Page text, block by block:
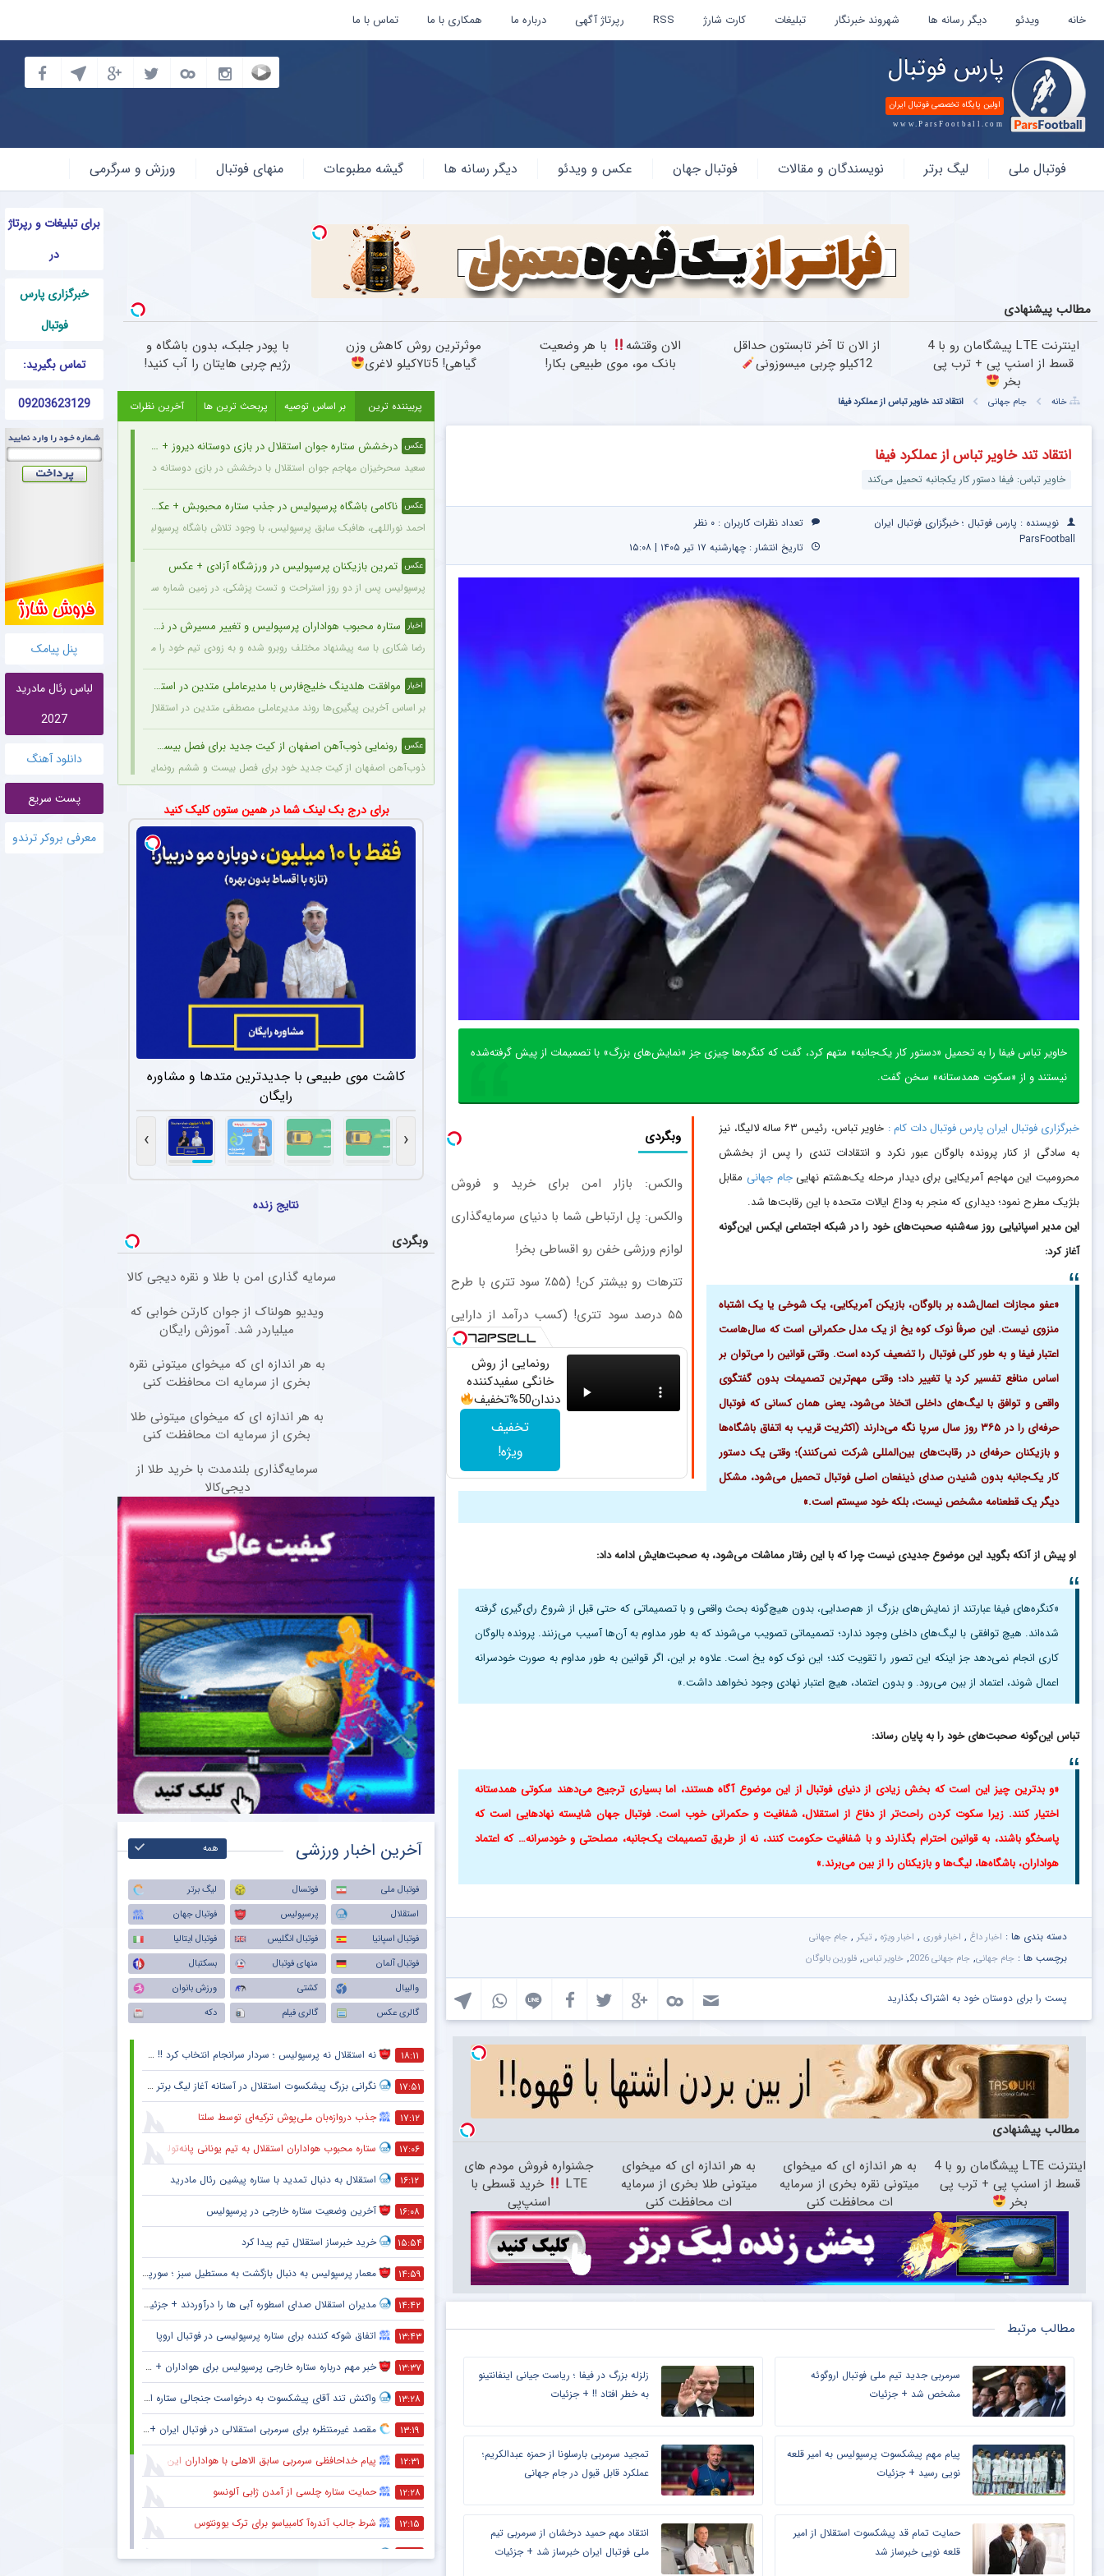
خانه ویدئو دیگر رسانه ها شهروند خبرنگار تبلیغات کارت شارژ RSS رپرتاژ آگهی درباره ما همکاری با ما تماس با ما
پارس فوتبال
اولین پایگاه تخصصی فوتبال ایران
www.ParsFootball.com
فوتبال
فوتبال ملی لیگ برتر نویسندگان و مقالات فوتبال جهان عکس و ویدئو دیگر رسانه ها گیشه مطبوعات منهای فوتبال ورزش و سرگرمی
برای تبلیغات و رپرتاژ
در
خبرگزاری پارس
فوتبال
تماس بگیرید:
09203623129
پنل پیامک
لباس رئال مادرید
2027
دانلود آهنگ
پست سریع
معرفی بروکر ترندو
مطالب پیشنهادی
اینترنت LTE پیشگامان رو با 4
قسط از اسنپ پی + ترب پی
بخر
از الان تا آخر تابستون حداقل
12کیلو چربی میسوزونی
الان وقتشه
با هر وضعیت
بانک مو، موی طبیعی بکار!
موثرترین روش کاهش وزن
گیاهی! 5تا۷کیلو لاغری
با پودر جلبک، بدون باشگاه و
رژیم چربی هایتان را آب کنید!
خانه جام جهانی انتقاد تند خاویر تباس از عملکرد فیفا
انتقاد تند خاویر تباس از عملکرد فیفا
خاویر تباس: فیفا دستور کار یکجانبه تحمیل می‌کند
نویسنده : پارس فوتبال ؛ خبرگزاری فوتبال ایران
ParsFootball
تعداد نظرات کاربران : ۰ نظر
تاریخ انتشار : چهارشنبه ۱۷ تیر ۱۴۰۵ | ۱۵:۰۸
خاویر تباس فیفا را به تحمیل «دستور کار یک‌جانبه» متهم کرد، گفت که کنگره‌ها چیزی جز «نمایش‌های بزرگ» با تصمیمات از پیش گرفته‌شده
نیستند و از «سکوت همدستانه» سخن گفت.
وبگردی
والکس: بازار امن برای خرید و فروش
والکس: پل ارتباطی شما با دنیای سرمایه‌گذاری
لوازم ورزشی خفن رو اقساطی بخر!
تترهات رو بیشتر کن! (۵۵٪ سود تتری با طرح
۵۵ درصد سود تتری! (کسب درآمد از دارایی
رونمایی از روش
خانگی سفیدکننده
دندان50%تخفیف
تخفیف
ویژه!
خبرگزاری فوتبال ایران پارس فوتبال دات کام :
خاویر تباس، رئیس ۶۳ ساله لالیگا، نیز
به سادگی از کنار پرونده بالوگان عبور نکرد و انتقادات تندی را پس از بخشش
محرومیت این مهاجم آمریکایی برای دیدار مرحله یک‌هشتم نهاییجام جهانی مقابل
بلژیک مطرح نمود؛ دیداری که منجر به وداع ایالات متحده با این رقابت‌ها شد.
این مدیر اسپانیایی روز سه‌شنبه صحبت‌های خود را در شبکه اجتماعی ایکس این‌گونه
آغاز کرد:
«عفو مجازات اعمال‌شده بر بالوگان، بازیکن آمریکایی، یک شوخی یا یک اشتباه
منزوی نیست. این صرفاً نوک کوه یخ از یک مدل حکمرانی است که سال‌هاست
اعتبار فیفا و به طور کلی فوتبال را تضعیف کرده است. وقتی قوانین را می‌توان بر
اساس منافع تفسیر کرد یا تغییر داد؛ وقتی مهم‌ترین تصمیمات بدون گفتگوی
واقعی و توافق با لیگ‌های داخلی اتخاذ می‌شود، یعنی همان کسانی که فوتبال
حرفه‌ای را در ۳۶۵ روز سال سرپا نگه می‌دارند (اکثریت قریب به اتفاق باشگاه‌ها
و بازیکنان حرفه‌ای در رقابت‌های بین‌المللی شرکت نمی‌کنند)؛ وقتی یک دستور
کار یک‌جانبه بدون شنیدن صدای ذینفعان اصلی فوتبال تحمیل می‌شود، مشکل
دیگر یک قطعنامه مشخص نیست، بلکه خود سیستم است.»
او پیش از آنکه بگوید این موضوع جدیدی نیست چرا که با این رفتار مماشات می‌شود، به صحبت‌هایش ادامه داد:
«کنگره‌های فیفا عبارتند از نمایش‌های بزرگ از هم‌صدایی، بدون هیچ‌گونه بحث واقعی و با تصمیماتی که حتی قبل از شروع رای‌گیری گرفته
شده‌اند. هیچ توافقی با لیگ‌های داخلی وجود ندارد؛ تصمیماتی تصویب می‌شوند که به طور مداوم به آن‌ها آسیب می‌زنند. پرونده بالوگان
کاری انجام نمی‌دهد جز اینکه این تصور را تقویت کند؛ این نوک کوه یخ است. علاوه بر این، اگر قوانین به طور مداوم به صورت خودسرانه
اعمال شوند، اعتماد از بین می‌رود. و بدون اعتماد، هیچ اعتبار نهادی وجود نخواهد داشت.»
تباس این‌گونه صحبت‌های خود را به پایان رساند:
«و بدترین چیز این است که بخش زیادی از دنیای فوتبال از این موضوع آگاه هستند، اما بسیاری ترجیح می‌دهند سکوتی همدستانه
اختیار کنند. زیرا سکوت کردن راحت‌تر از دفاع از استقلال، شفافیت و حکمرانی خوب است. فوتبال جهان شایسته نهادهایی است که
پاسخگو باشند، به قوانین احترام بگذارند و با شفافیت حکومت کنند، نه از طریق تصمیمات یک‌جانبه، مصلحتی و خودسرانه… که اعتماد
هواداران، باشگاه‌ها، لیگ‌ها و بازیکنان را از بین می‌برند.»
دسته بندی ها : اخبار داغ , اخبار فوری , اخبار ویژه , تیکر , جام جهانی
برچسب ها : جام جهانی, جام جهانی 2026 , خاویر تباس, فلورین بالوگان
پست را برای دوستان خود به اشتراک بگذارید
مطالب پیشنهادی
اینترنت LTE پیشگامان رو با 4
قسط از اسنپ پی + ترب پی
بخر
به هر اندازه ای که میخوای
میتونی نقره بخری از سرمایه
ات محافظت کنی
به هر اندازه ای که میخوای
میتونی طلا بخری از سرمایه
ات محافظت کنی
جشنواره فروش مودم های
LTE
خرید قسطی با
اسنپ‌پی
مطالب مرتبط
سرمربی جدید تیم ملی فوتبال اروگوئه
مشخص شد + جزئیات
زلزله بزرگ در فیفا ؛ ریاست جیانی اینفانتینو
به خطر افتاد !! + جزئیات
پیام مهم پیشکسوت پرسپولیس به امیر قلعه
نویی رسید + جزئیات
تمجید سرمربی بارسلونا از حمزه عبدالکریم؛
عملکرد قابل قبول در جام جهانی
حمایت تمام قد پیشکسوت استقلال از امیر
قلعه نویی خبرساز شد
انتقاد مهم حمید درخشان از سرمربی تیم
ملی فوتبال ایران خبرساز شد + جزئیات
پربیننده ترین بر اساس توصیه پربحث ترین ها آخرین نظرات
عکس درخشش ستاره جوان استقلال در بازی دوستانه دیروز + عکس
سعید سحرخیزان مهاجم جوان استقلال با درخشش در بازی دوستانه دیروز، نشان داد آماده است تا در
عکس ناکامی باشگاه پرسپولیس در جذب ستاره محبوبش + عکس
احمد نوراللهی، هافبک سابق پرسپولیس، با وجود تلاش باشگاه پرسپولیس برای بازگشت او، ترجیح داد
عکس تمرین بازیکنان پرسپولیس در ورزشگاه آزادی + عکس
پرسپولیس پس از دو روز استراحت و تست پزشکی، در زمین شماره سه آزادی تمرین کرد.
اخبار ستاره محبوب هواداران پرسپولیس و تغییر مسیرش در نقل‌وانتقالات
رضا شکاری با سه پیشنهاد مختلف روبرو شده و به زودی تیم خود را معرفی خواهد کرد.
اخبار موافقت هلدینگ خلیج‌فارس با مدیرعاملی متدین در استقلال
بر اساس آخرین پیگیری‌ها روند مدیرعاملی مصطفی متدین در استقلال به طور کامل طی شده و هلدینگ
عکس رونمایی ذوب‌آهن اصفهان از کیت جدید برای فصل بیست و ششم + عکس
ذوب‌آهن اصفهان از کیت جدید خود برای فصل بیست و ششم رونمایی کرد. طراحی پیراهن با الهام از
توقف استقلال خوزستان در برابر استقلال تهران
تیم فوتبال استقلال تهران امشب در دیداری تدارکاتی، با برتری ۳ بر صفر برابر استقلال خوزستان، با دبل سعید سحرخیزان و گل یاسر آسانی پیروز شد.
واکنش تونی کروس به تمدید قرارداد وینیسیوس جونیور + عکس
احتمال بازگشت قریب‌الوقوع دروازه‌بان اسپانیایی به استقلال
ستاره محبوب گل‌گهر در لیست خرید مهدی تارتار قرار ندارد
با وجود شایعات، امیر جعفری، مدافع چپ ۲۴ ساله گل‌گهر، در لیست خرید مهدی تارتار قرار ندارد.
پایان شایعات جدایی دو بازیکن با تجربه با حضور در تمرین گل‌گهر + عکس
سیامک نعمتی و سیاوش یزدانی پس از شایعات جدایی و غیبت در اردوی تهران، دیروز در تمرینات گل‌گهر
تمدید قرارداد ستاره محبوب برزیلی با رئال مادرید + عکس
همزمان با نهایی شدن انتقال یان دیومانده (گران‌ترین خرید تاریخ رئال مادرید)، تمدید قرارداد وینیسیوس جونیور تا ۲۰۳۲
عکس انتقال تاریخی دروازه‌بان ۲۳ ساله منچسترسیتی به لیدز یونایتد + عکس
مهدی طارمی در صفحه اینستاگرام خود به مناسب تولد مارکوس تورام، هم تیمی سابق خود در اینتر استوری
عدم توافق استقلال و رضاییان بر سر مبلغ درخواستی
باشگاه استقلال زیر بار پذیرش درخواست نجومی رامین رضائیان نرفت و قید او را زد تا کار این بازیکن در
برای درج بک لینک شما در همین ستون کلیک کنید
کاشت موی طبیعی با جدیدترین متدها و مشاوره
رایگان
‹
›
نتایج زنده
وبگردی
سرمایه گذاری امن با طلا و نقره دیجی کالا
ویدیو هولناک از جوان کارتن خوابی که
میلیاردر شد. آموزش رایگان
به هر اندازه ای که میخوای میتونی نقره
بخری از سرمایه ات محافظت کنی
به هر اندازه ای که میخوای میتونی طلا
بخری از سرمایه ات محافظت کنی
سرمایه‌گذاری بلندمدت با خرید طلا از
دیجی‌کالا
آخرین اخبار ورزشی همه
فوتبال ملی فوتسال
لیگ برتر
استقلال
پرسپولیس
فوتبال جهان
فوتبال اسپانیا
فوتبال انگلیس
فوتبال ایتالیا
فوتبال آلمان
منهای فوتبال
بسکتبال
والیبال
کشتی
ورزش بانوان
گالری عکس
گالری فیلم دکه
۱۸:۱۱ نه استقلال نه پرسپولیس ؛ سردار سرانجام انتخاب کرد !! + جزئیات
۱۷:۵۱ نگرانی بزرگ پیشکسوت استقلال در آستانه آغاز لیگ برتر + جزئیات
۱۷:۱۲ جذب دروازه‌بان ملی‌پوش ترکیه‌ای توسط سلتا
۱۷:۰۶ ستاره محبوب هواداران استقلال به تیم یونانی پانه‌تولیکوس پیوست
۱۶:۱۲ استقلال به دنبال تمدید با ستاره پیشین رئال مادرید
۱۶:۰۸ آخرین وضعیت ستاره خارجی در پرسپولیس
۱۵:۵۴ خرید خبرساز استقلال تیم پیدا کرد
۱۴:۵۹ معمار پرسپولیس به دنبال بازگشت به مستطیل سبز ؛ سورپرایز بزرگ در راه است ؟ + جزئیات
۱۴:۴۲ مدیران استقلال صدای اسطوره آبی ها را درآوردند + جزئیات
۱۳:۴۳ اتفاق شوکه کننده برای ستاره پرسپولیسی در فوتبال اروپا
۱۳:۳۷ خبر مهم درباره ستاره خارجی پرسپولیس برای هواداران + جزئیات
۱۳:۲۸ واکنش تند آقای پیشکسوت به درخواست جنجالی ستاره استقلال + جزئیات
۱۳:۱۹ مقصد غیرمنتظره برای سرمربی استقلالی در فوتبال ایران + جزئیات
۱۲:۳۱ پیام خداحافظی سرمربی سابق الاهلی با هواداران این باشگاه
۱۲:۲۸ حمایت ستاره چلسی از آمدن ژابی آلونسو
۱۲:۱۵ شرط جالب آندره‌آ کامبیاسو برای ترک یوونتوس
۱۲:۱۰